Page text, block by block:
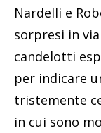
Nardelli e
sorpresi in
candelotti
per indicare
tristemente
in cui sono